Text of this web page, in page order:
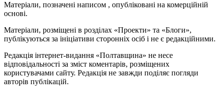
Матеріали, позначені написом , опубліковані на комерційній
основі.
Матеріали, розміщені в розділах «Проекти» та «Блоги»,
публікуються за ініціативи сторонніх осіб і не є редакційними.
Редакція інтернет-видання «Полтавщина» не несе
відповідальності за зміст коментарів, розміщених
користувачами сайту. Редакція не завжди поділяє погляди
авторів публікацій.